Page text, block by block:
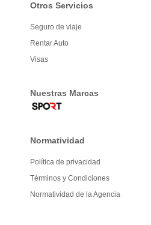
Otros Servicios
Seguro de viaje
Rentar Auto
Visas
Nuestras Marcas
Normatividad
Política de privacidad
Términos y Condiciones
Normatividad de la Agencia